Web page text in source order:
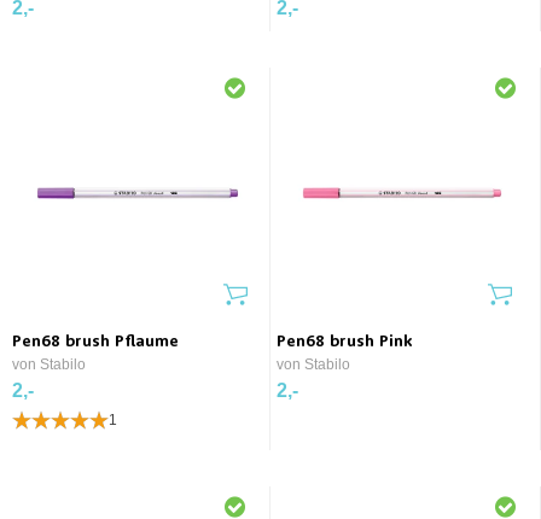
2,- 2,-
Pen68 brush Pflaume
von Stabilo
2,-
1
Pen68 brush Pink
von Stabilo
2,-